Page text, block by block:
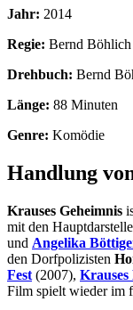
Jahr: 2014
Regie: Bernd Böhlich
Drehbuch: Bernd
Länge: 88 Minuten
Genre: Komödie
Handlung
Krauses Geheimnis
mit den
und Angelika
den Dorfpolizisten
Fest (2007),
Film spielt wieder im